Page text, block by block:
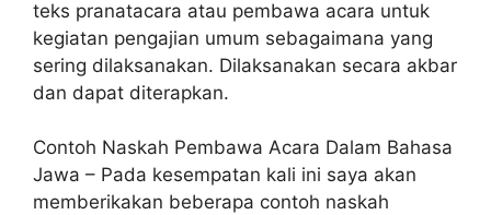
teks pranatacara atau pembawa acara untuk
kegiatan pengajian umum sebagaimana yang
sering dilaksanakan. Dilaksanakan secara akbar
dan dapat diterapkan.
Contoh Naskah Pembawa Acara Dalam Bahasa
Jawa – Pada kesempatan kali ini saya akan
memberikakan beberapa contoh naskah